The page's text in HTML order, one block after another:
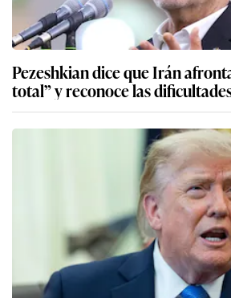
Pezeshkian dice que Irán
total” y reconoce las